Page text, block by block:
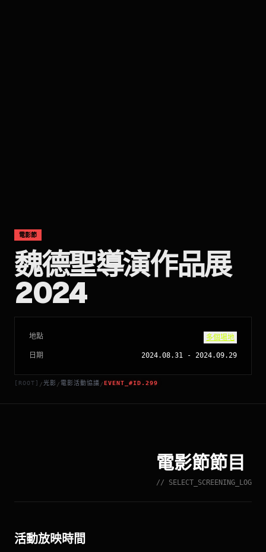
[ROOT] /光影 /電影活動協議 /EVENT_#ID.299
電影節
魏德聖導演作品展
2024
地點 多個場地
日期 2024.08.31 - 2024.09.29
電影節節目
// SELECT_SCREENING_LOG
活動放映時間